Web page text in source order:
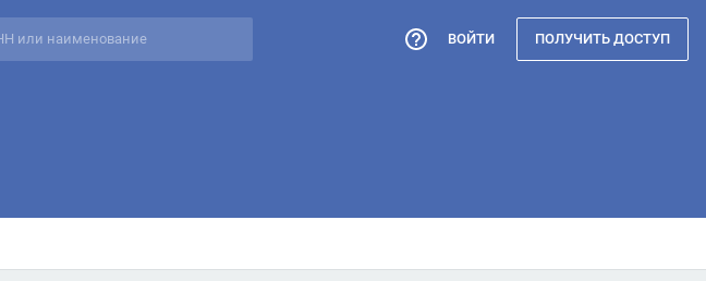
ВОЙТИ ПОЛУЧИТЬ ДОСТУП